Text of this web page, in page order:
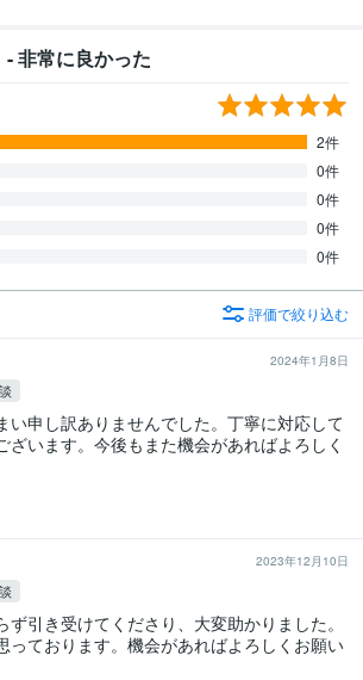
非常に良かった
2件
0件
0件
0件
0件
評価で絞り込む
2024年1月8日
い申し訳ありませんでした。丁寧に対応して
ざいます。今後もまた機会があればよろしく
2023年12月10日
引き受けてくださり、大変助かりました。
っております。機会があればよろしくお願い